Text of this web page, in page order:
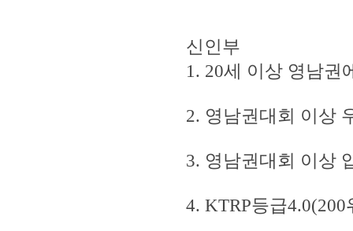
신인부
1. 20세 이상 영남권
2. 영남권대회 이상
3. 영남권대회 이상
4. KTRP등급